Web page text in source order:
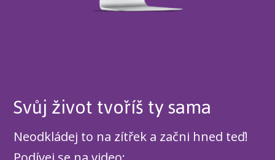
Svůj život tvoříš ty sama
Neodkládej to na zítřek a začni hned teď!